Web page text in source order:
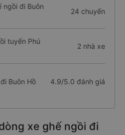
ngồi đi Buôn
24 chuyến
tuyến Phú
2 nhà xe
Buôn Hồ 4.9/5.0 đánh giá
xe ghế ngồi đi